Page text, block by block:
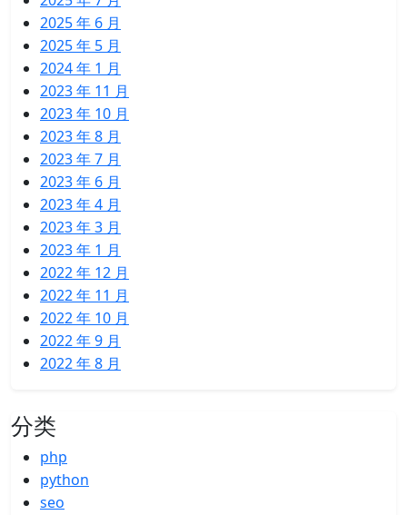
2025 年 6 月
2025 年 5 月
2024 年 1 月
2023 年 11 月
2023 年 10 月
2023 年 8 月
2023 年 7 月
2023 年 6 月
2023 年 4 月
2023 年 3 月
2023 年 1 月
2022 年 12 月
2022 年 11 月
2022 年 10 月
2022 年 9 月
2022 年 8 月
分类
php
python
seo